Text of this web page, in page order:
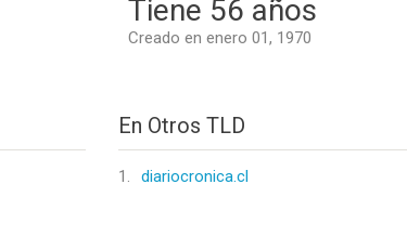
Tiene 56 años
Creado en enero 01, 1970
En Otros TLD
1. diariocronica.cl